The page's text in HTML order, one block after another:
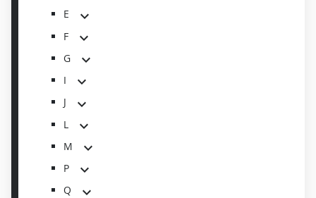
E
F
G
I
J
L
M
P
Q